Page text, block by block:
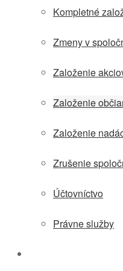
Kompletné
Zmeny v
Založenie
Založenie
Založenie
Zrušenie
Účtovníctvo
Právne služby